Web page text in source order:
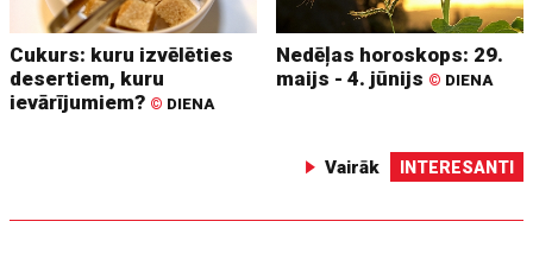
Cukurs: kuru izvēlēties
desertiem, kuru
ievārījumiem? © DIENA
Nedēļas horoskops: 29.
maijs - 4. jūnijs © DIENA
Vairāk INTERESANTI